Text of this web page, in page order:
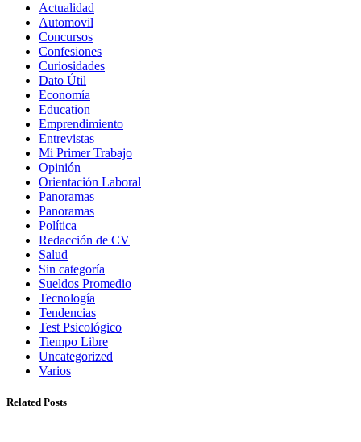
Actualidad
Automovil
Concursos
Confesiones
Curiosidades
Dato Útil
Economía
Education
Emprendimiento
Entrevistas
Mi Primer Trabajo
Opinión
Orientación Laboral
Panoramas
Panoramas
Política
Redacción de CV
Salud
Sin categoría
Sueldos Promedio
Tecnología
Tendencias
Test Psicológico
Tiempo Libre
Uncategorized
Varios
Related Posts